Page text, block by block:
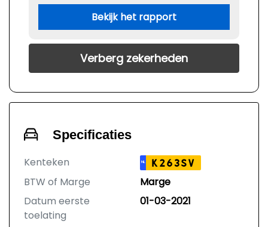
Bekijk het rapport
Verberg zekerheden
Specificaties
Kenteken NL K263SV
BTW of Marge
Marge
Datum eerste
toelating
01-03-2021